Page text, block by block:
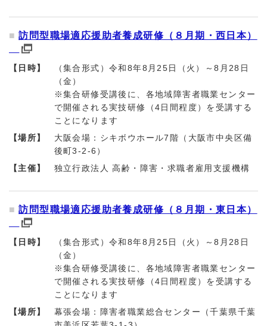
訪問型職場適応援助者養成研修（８月期・西日本）
【日時】
（集合形式）令和8年8月25日（火）～8月28日
（金）
※集合研修受講後に、各地域障害者職業センター
で開催される実技研修（4日間程度）を受講する
ことになります
【場所】
大阪会場：シキボウホール7階（大阪市中央区備
後町3-2-6）
【主催】
独立行政法人 高齢・障害・求職者雇用支援機構
訪問型職場適応援助者養成研修（８月期・東日本）
【日時】
（集合形式）令和8年8月25日（火）～8月28日
（金）
※集合研修受講後に、各地域障害者職業センター
で開催される実技研修（4日間程度）を受講する
ことになります
【場所】
幕張会場：障害者職業総合センター（千葉県千葉